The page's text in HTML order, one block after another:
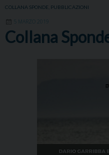
COLLANA SPONDE PUBBLICAZIONI
5 MARZO 2019
Collana